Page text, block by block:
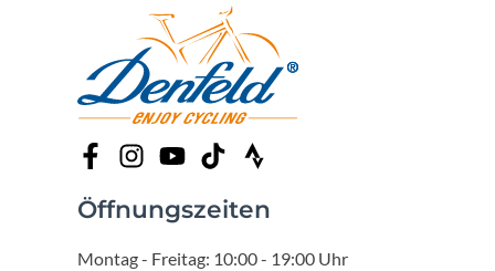
Öffnungszeiten
Montag - Freitag: 10:00 - 19:00 Uhr